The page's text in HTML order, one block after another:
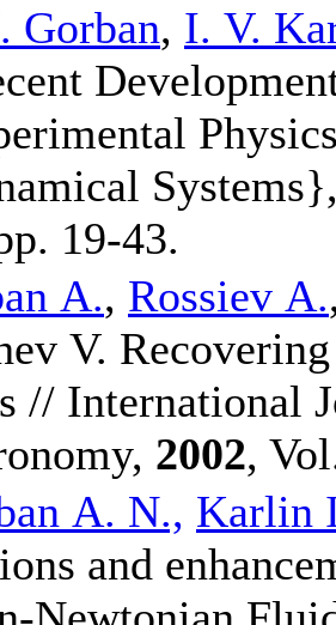
Gorban, I. V.
19-43.
A., Rossiev A.
V.
// International
2002,
A. N., Karlin
and